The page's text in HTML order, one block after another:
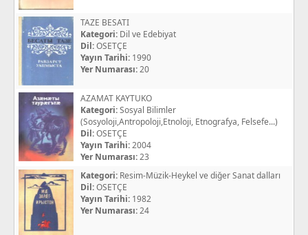
TAZE BESATI
Kategori: Dil ve Edebiyat
Dil:OSETÇE
Yayın Tarihi: 1990
Yer Numarası:20
AZAMAT KAYTUKO
Kategori:Sosyal Bilimler
(Sosyoloji,Antropoloji,Etnoloji, Etnografya, Felsefe...)
Dil:OSETÇE
Yayın Tarihi:2004
Yer Numarası:23
Kategori: Resim-Müzik-Heykel ve diğer Sanat dalları
Dil:OSETÇE
Yayın Tarihi: 1982
Yer Numarası:24